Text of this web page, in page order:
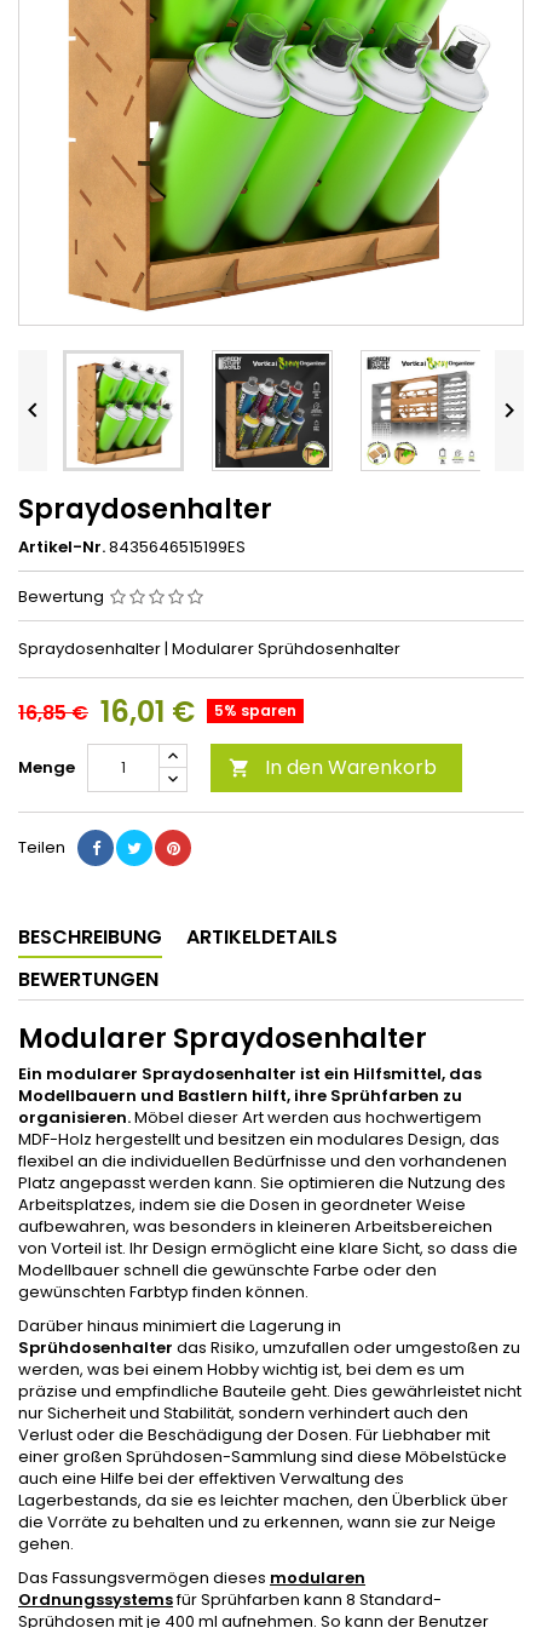
 
Spraydosenhalter
Artikel-Nr.8435646515199ES
Bewertung
Spraydosenhalter | Modularer Sprühdosenhalter
16,85 € 16,01 € 5% sparen
Menge  In den Warenkorb
Teilen
BESCHREIBUNG
ARTIKELDETAILS
BEWERTUNGEN
Modularer Spraydosenhalter
Ein modularer Spraydosenhalter ist ein Hilfsmittel, das
Modellbauern und Bastlern hilft, ihre Sprühfarben zu
organisieren.Möbel dieser Art werden aus hochwertigem
MDF-Holz hergestellt und besitzen ein modulares Design, das
flexibel an die individuellen Bedürfnisse und den vorhandenen
Platz angepasst werden kann. Sie optimieren die Nutzung des
Arbeitsplatzes, indem sie die Dosen in geordneter Weise
aufbewahren, was besonders in kleineren Arbeitsbereichen
von Vorteil ist. Ihr Design ermöglicht eine klare Sicht, so dass die
Modellbauer schnell die gewünschte Farbe oder den
gewünschten Farbtyp finden können.
Darüber hinaus minimiert die Lagerung in
Sprühdosenhalter das Risiko, umzufallen oder umgestoßen zu
werden, was bei einem Hobby wichtig ist, bei dem es um
präzise und empfindliche Bauteile geht. Dies gewährleistet nicht
nur Sicherheit und Stabilität, sondern verhindert auch den
Verlust oder die Beschädigung der Dosen. Für Liebhaber mit
einer großen Sprühdosen-Sammlung sind diese Möbelstücke
auch eine Hilfe bei der effektiven Verwaltung des
Lagerbestands, da sie es leichter machen, den Überblick über
die Vorräte zu behalten und zu erkennen, wann sie zur Neige
gehen.
Das Fassungsvermögen dieses modularen
Ordnungssystemsfür Sprühfarben kann 8 Standard-
Sprühdosen mit je 400 ml aufnehmen. So kann der Benutzer